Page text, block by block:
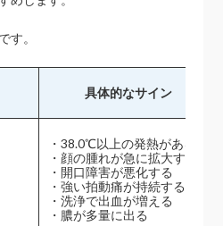
す。
具体的なサイン
・38.0℃以上の発熱がある
・顔の腫れが急に拡大する
・開口障害が悪化する
・強い拍動痛が持続する
・洗浄で出血が増える
・膿が多量に出る